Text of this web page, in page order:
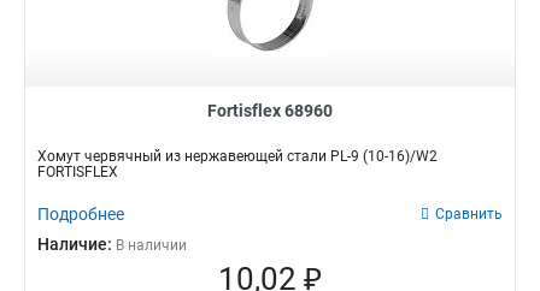
Fortisflex 68960
Хомут червячный из нержавеющей стали PL-9 (10-16)/W2
FORTISFLEX
Подробнее Сравнить
Наличие: В наличии
10,02 ₽